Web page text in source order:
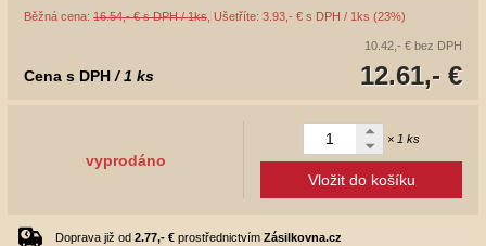
Běžná cena: 16.54,- € s DPH / 1ks , Ušetříte: 3.93,- € s DPH / 1ks (23%)
10.42,- € bez DPH
12.61,- €
Cena s DPH/ 1 ks
vyprodáno
× 1 ks
Vložit do košíku
Doprava již od 2.77,- € prostřednictvím Zásilkovna.cz